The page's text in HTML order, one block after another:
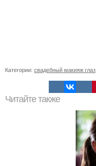
Категории: свадебный макияж глаз
Читайте также